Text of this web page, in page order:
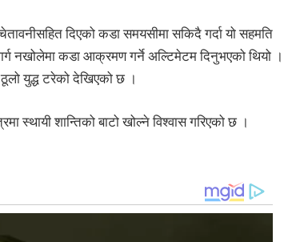
चेतावनीसहित दिएको कडा समयसीमा सकिदै गर्दा यो सहमति
नखोलेमा कडा आक्रमण गर्ने अल्टिमेटम दिनुभएको थियो ।
युद्ध टरेको देखिएको छ ।
स्थायी शान्तिको बाटो खोल्ने विश्वास गरिएको छ ।